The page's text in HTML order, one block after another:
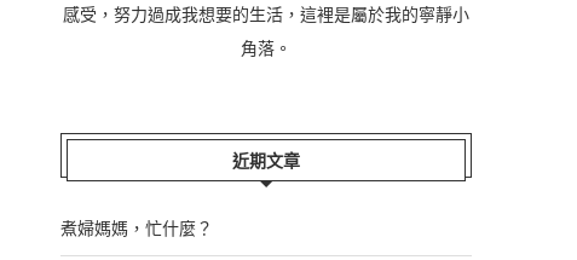
感受，努力過成我想要的生活，這裡是屬於我的寧靜小
角落。
近期文章
煮婦媽媽，忙什麼？